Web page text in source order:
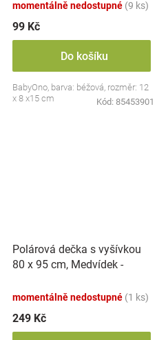
momentálně nedostupné (9 ks)
99 Kč
Do košíku
BabyOno, barva: béžová, rozměr: 12
x 8 x15 cm
Kód: 85453901
Polárová dečka s vyšívkou
80 x 95 cm, Medvídek -
momentálně nedostupné (1 ks)
249 Kč